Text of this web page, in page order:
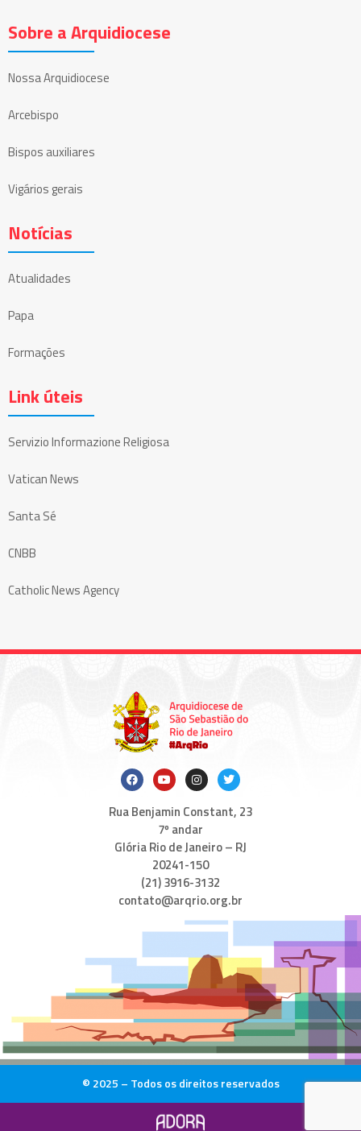
Sobre a Arquidiocese
Nossa Arquidiocese
Arcebispo
Bispos auxiliares
Vigários gerais
Notícias
Atualidades
Papa
Formações
Link úteis
Servizio Informazione Religiosa
Vatican News
Santa Sé
CNBB
Catholic News Agency
Rua Benjamin Constant, 23
7º andar
Glória Rio de Janeiro – RJ
20241-150
(21) 3916-3132
contato@arqrio.org.br
© 2025 – Todos os direitos reservados